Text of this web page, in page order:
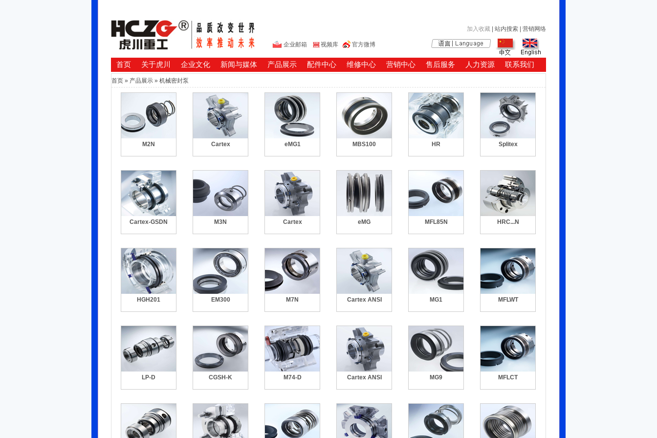
加入收藏 站内搜索 营销网络
企业邮箱 视频库 官方微博
首页 关于虎川 企业文化 新闻与媒体 产品展示 配件中心 维修中心 营销中心 售后服务 人力资源 联系我们
首页 » 产品展示 » 机械密封泵
M2N Cartex eMG1 MBS100 HR Splitex
Cartex-GSDN M3N Cartex eMG MFL85N HRC...N
HGH201 EM300 M7N Cartex ANSI MG1 MFLWT
LP-D CGSH-K M74-D Cartex ANSI MG9 MFLCT